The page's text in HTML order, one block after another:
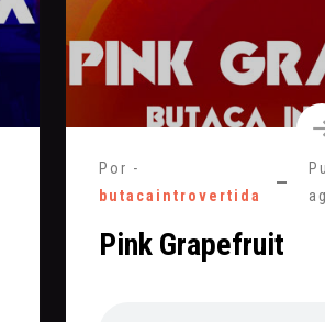
Por -
butacaintrovertida
Pink Grapefruit